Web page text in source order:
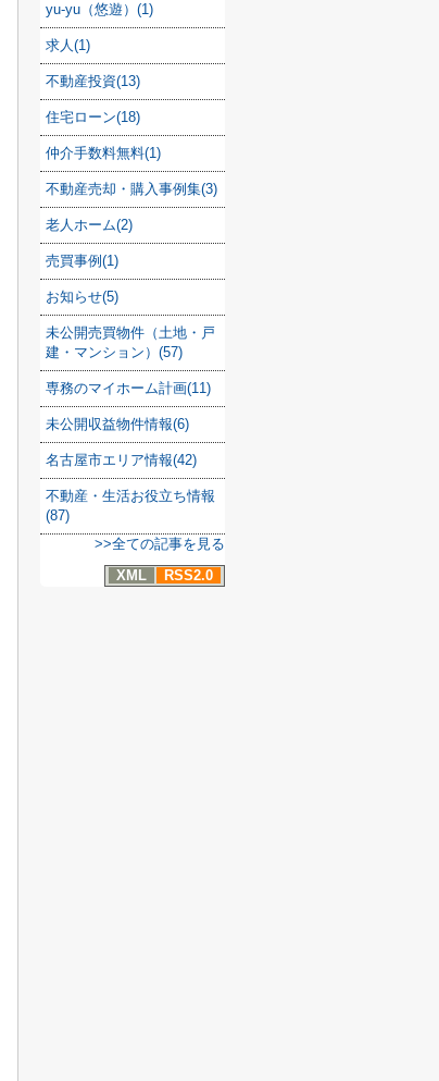
yu-yu（悠遊）(1)
求人(1)
不動産投資(13)
住宅ローン(18)
仲介手数料無料(1)
不動産売却・購入事例集(3)
老人ホーム(2)
売買事例(1)
お知らせ(5)
未公開売買物件（土地・戸
建・マンション）(57)
専務のマイホーム計画(11)
未公開収益物件情報(6)
名古屋市エリア情報(42)
不動産・生活お役立ち情報
(87)
>>全ての記事を見る
XML
RSS2.0